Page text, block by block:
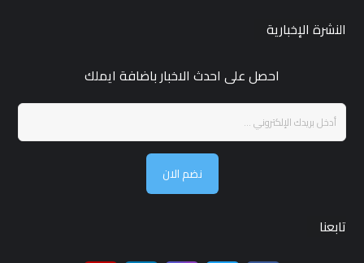
النشرة الإخبارية
احصل على احدث الاخبار باضافة ايملك
نضم الان
تابعنا